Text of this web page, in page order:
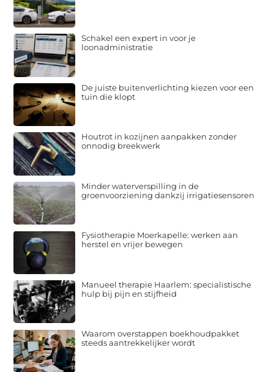
Schakel een expert in voor je
loonadministratie
De juiste buitenverlichting kiezen voor een
tuin die klopt
Houtrot in kozijnen aanpakken zonder
onnodig breekwerk
Minder waterverspilling in de
groenvoorziening dankzij irrigatiesensoren
Fysiotherapie Moerkapelle: werken aan
herstel en vrijer bewegen
Manueel therapie Haarlem: specialistische
hulp bij pijn en stijfheid
Waarom overstappen boekhoudpakket
steeds aantrekkelijker wordt